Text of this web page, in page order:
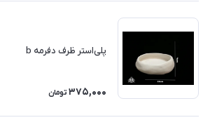
پلی‌استر ظرف دفرمه b
375,000 تومان